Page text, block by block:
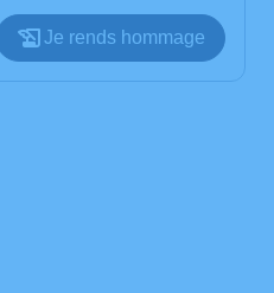
Je rends hommage